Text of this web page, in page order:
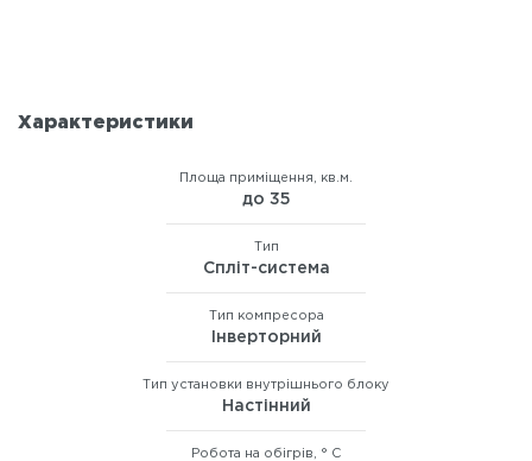
Характеристики
Площа приміщення, кв.м.
до 35
Тип
Спліт-система
Тип компресора
Інверторний
Тип установки внутрішнього блоку
Настінний
Робота на обігрів, ° C